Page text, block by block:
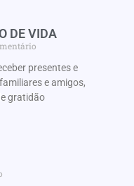
DE VIDA
presentes e
e amigos,
gratidão